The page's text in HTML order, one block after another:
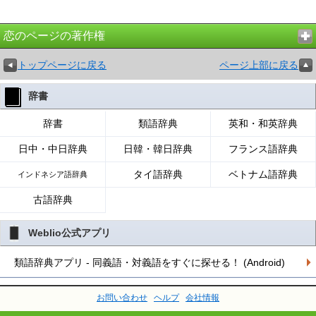
恋のページの著作権
トップページに戻る ページ上部に戻る
辞書
辞書 類語辞典 英和・和英辞典
日中・中日辞典 日韓・韓日辞典 フランス語辞典
インドネシア語辞典 タイ語辞典 ベトナム語辞典
古語辞典
Weblio公式アプリ
類語辞典アプリ - 同義語・対義語をすぐに探せる！ (Android)
お問い合わせ ヘルプ 会社情報